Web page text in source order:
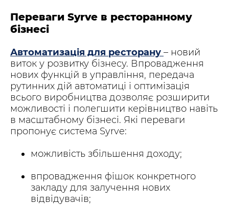
Переваги Syrve в ресторанному
бізнесі
Автоматизація для ресторану – новий
виток у розвитку бізнесу. Впровадження
нових функцій в управління, передача
рутинних дій автоматиці і оптимізація
всього виробництва дозволяє розширити
можливості і полегшити керівництво навіть
в масштабному бізнесі. Які переваги
пропонує система Syrve:
можливість збільшення доходу;
впровадження фішок конкретного
закладу для залучення нових
відвідувачів;